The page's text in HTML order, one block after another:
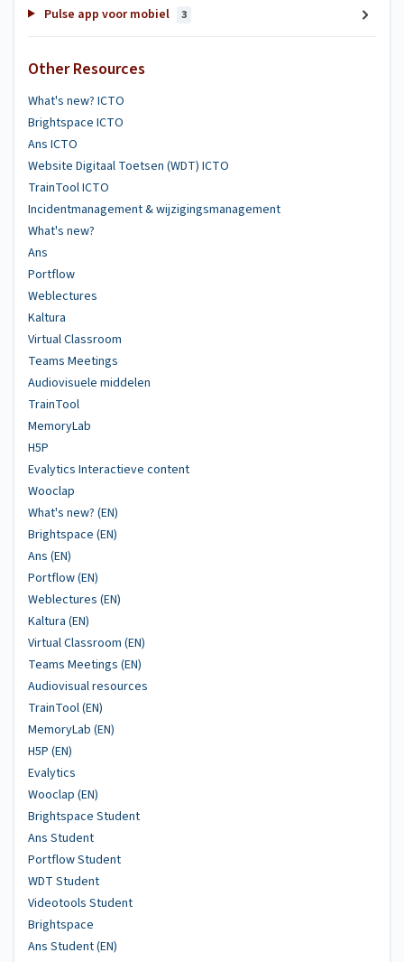
Pulse app voor mobiel 3
Other Resources
What's new? ICTO
Brightspace ICTO
Ans ICTO
Website Digitaal Toetsen (WDT) ICTO
TrainTool ICTO
Incidentmanagement & wijzigingsmanagement
What's new?
Ans
Portflow
Weblectures
Kaltura
Virtual Classroom
Teams Meetings
Audiovisuele middelen
TrainTool
MemoryLab
H5P
Evalytics Interactieve content
Wooclap
What's new? (EN)
Brightspace (EN)
Ans (EN)
Portflow (EN)
Weblectures (EN)
Kaltura (EN)
Virtual Classroom (EN)
Teams Meetings (EN)
Audiovisual resources
TrainTool (EN)
MemoryLab (EN)
H5P (EN)
Evalytics
Wooclap (EN)
Brightspace Student
Ans Student
Portflow Student
WDT Student
Videotools Student
Brightspace
Ans Student (EN)